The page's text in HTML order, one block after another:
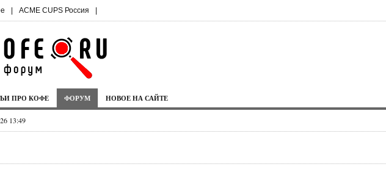
| ACME CUPS Россия |
ПРО КОФЕ ФОРУМ НОВОЕ НА САЙТЕ
13:49